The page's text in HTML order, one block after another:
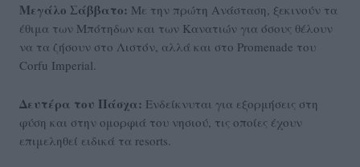
Μεγάλο Σάββατο: Με την πρώτη Ανάσταση, ξεκινούν τα
έθιμα των Μπότηδων και των Κανατιών για όσους θέλουν
να τα ζήσουν στο Λιστόν, αλλά και στο Promenade του
Corfu Imperial.
Δευτέρα του Πάσχα: Ενδείκνυται για εξορμήσεις στη
φύση και στην ομορφιά του νησιού, τις οποίες έχουν
επιμεληθεί ειδικά τα resorts.